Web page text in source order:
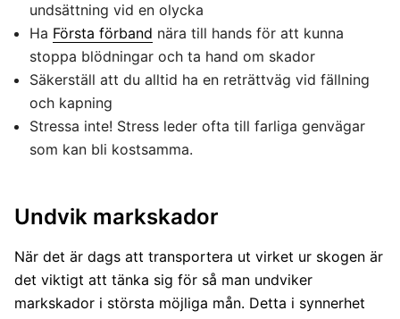
undsättning vid en olycka
Ha Första förband nära till hands för att kunna
stoppa blödningar och ta hand om skador
Säkerställ att du alltid ha en reträttväg vid fällning
och kapning
Stressa inte! Stress leder ofta till farliga genvägar
som kan bli kostsamma.
Undvik markskador
När det är dags att transportera ut virket ur skogen är
det viktigt att tänka sig för så man undviker
markskador i största möjliga mån. Detta i synnerhet